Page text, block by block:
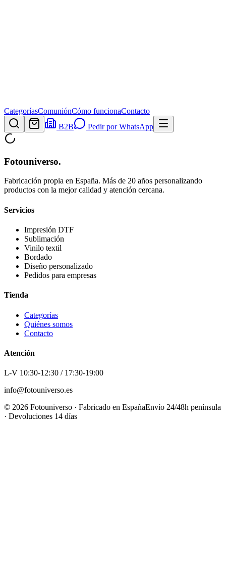
CategoríasComuniónCómo funcionaContacto
B2B
Pedir por WhatsApp
Fotouniverso.
Fabricación propia en España. Más de 20 años personalizando
productos con la mejor calidad y atención cercana.
Servicios
Impresión DTF
Sublimación
Vinilo textil
Bordado
Diseño personalizado
Pedidos para empresas
Tienda
Categorías
Quiénes somos
Contacto
Atención
L-V 10:30-12:30 / 17:30-19:00
info@fotouniverso.es
© 2026 Fotouniverso · Fabricado en EspañaEnvío 24/48h península
· Devoluciones 14 días